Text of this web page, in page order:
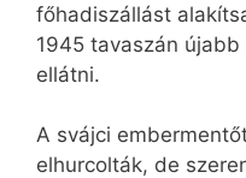
főhadiszállást
1945 tavaszán
ellátni.
A svájci
elhurcolták, de